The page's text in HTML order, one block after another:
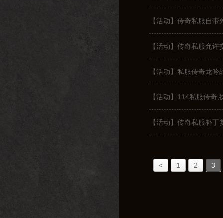
【活动】传奇私服自
【活动】传奇私服允
【活动】私服传奇龙
【活动】114私服传奇
【活动】传奇私服补
< 1 2 3